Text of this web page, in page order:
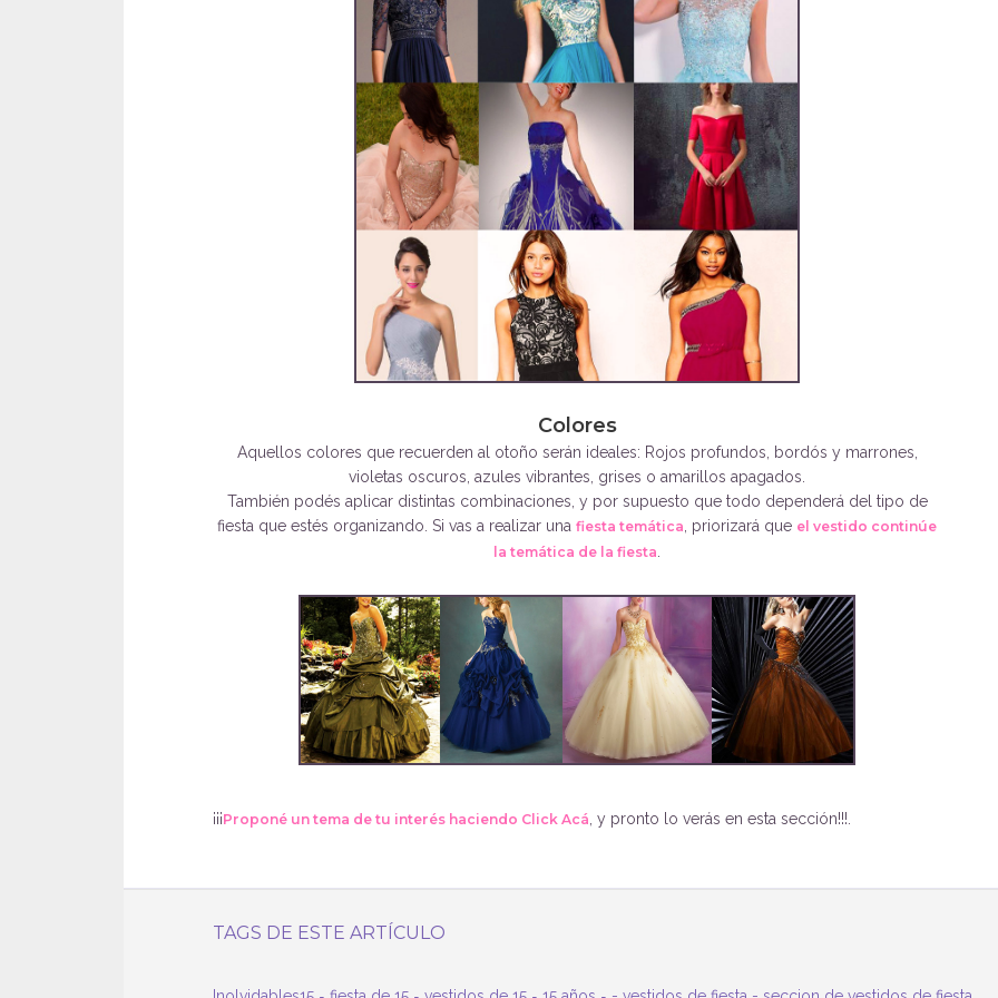
Colores
Aquellos colores que recuerden al otoño serán ideales: Rojos profundos, bordós y marrones,
violetas oscuros, azules vibrantes, grises o amarillos apagados.
También podés aplicar distintas combinaciones, y por supuesto que todo dependerá del tipo de
fiesta que estés organizando. Si vas a realizar una fiesta temática , priorizará que el vestido continúe
la temática de la fiesta
¡¡¡Proponé un tema de tu interés haciendo Click Acá , y pronto lo verás en esta sección!!!.
TAGS DE ESTE ARTÍCULO